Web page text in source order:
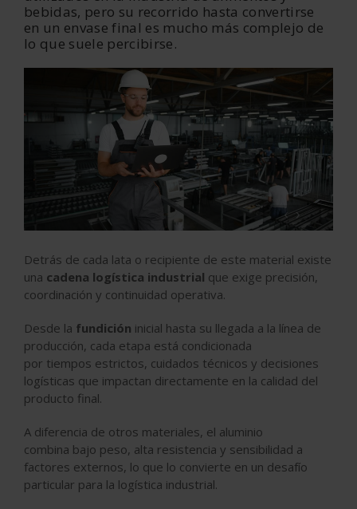
bebidas, pero su recorrido hasta convertirse
en un envase final es mucho más complejo de
lo que suele percibirse.
‹ ›
Detrás de cada lata o recipiente de este material existe
una cadena logística industrial que exige precisión,
coordinación y continuidad operativa.
Desde la fundición inicial hasta su llegada a la línea de
producción, cada etapa está condicionada
por tiempos estrictos, cuidados técnicos y decisiones
logísticas que impactan directamente en la calidad del
producto final.
A diferencia de otros materiales, el aluminio
combina bajo peso, alta resistencia y sensibilidad a
factores externos, lo que lo convierte en un desafío
particular para la logística industrial.